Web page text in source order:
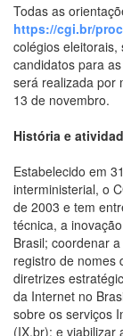
Todas as
https://cgi.br/
colégios
candidatos para
será realizada por
13 de novembro.
História e
Estabelecido em
interministerial, o
de 2003 e tem
técnica, a
Brasil; coordenar
registro de nomes
diretrizes
da Internet no
sobre os serviços
(IX.br); e viabilizar